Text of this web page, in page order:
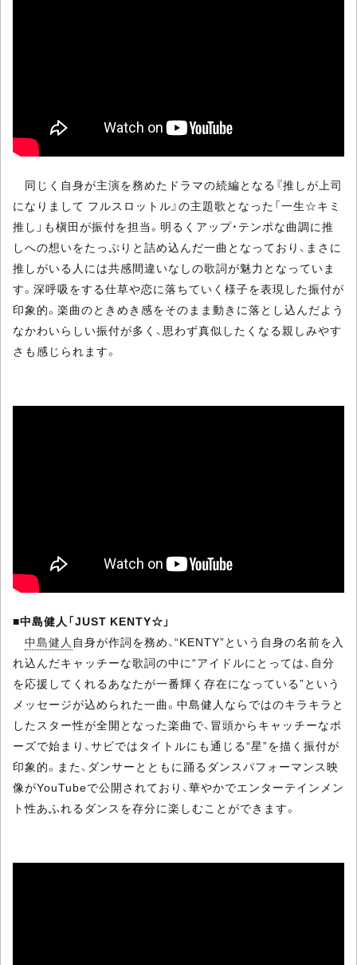
同じく自身が主演を務めたドラマの続編となる『推しが上司
になりまして フルスロットル』の主題歌となった「一生☆キミ
推し」も槇田が振付を担当。明るくアップ・テンポな曲調に推
しへの想いをたっぷりと詰め込んだ一曲となっており、まさに
推しがいる人には共感間違いなしの歌詞が魅力となっていま
す。深呼吸をする仕草や恋に落ちていく様子を表現した振付が
印象的。楽曲のときめき感をそのまま動きに落とし込んだよう
なかわいらしい振付が多く、思わず真似したくなる親しみやす
さも感じられます。
■中島健人「JUST KENTY☆」
中島健人 自身が作詞を務め、“KENTY”という自身の名前を入
れ込んだキャッチーな歌詞の中に“アイドルにとっては、自分
を応援してくれるあなたが一番輝く存在になっている”という
メッセージが込められた一曲。中島健人ならではのキラキラと
したスター性が全開となった楽曲で、冒頭からキャッチーなポ
ーズで始まり、サビではタイトルにも通じる“星”を描く振付が
印象的。また、ダンサーとともに踊るダンスパフォーマンス映
像がYouTubeで公開されており、華やかでエンターテインメン
ト性あふれるダンスを存分に楽しむことができます。